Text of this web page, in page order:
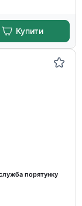
Купити
порятунку